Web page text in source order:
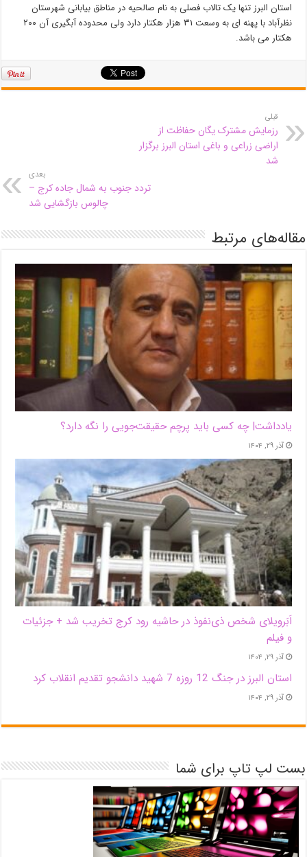
استان البرز تنها یک تالاب فصلی به نام صالحیه در مناطق بیابانی شهرستان
نظرآباد با پهنه ای به وسعت ۳۱ هزار هکتار دارد ولی محدوده آبگیری آن ۲۰۰
هکتار می باشد.
قبلی
رزمایش مشترک یگان حفاظت از
اراضی زراعی و باغی استان البرز برگزار
شد
بعدی
تردد جنوب به شمال جاده کرج –
چالوس بازگشایی شد
مقاله‌های مرتبط
یادداشت| ‌چه کسی باید پرچم حقیقت‌جویی را نگه دارد؟
آذر ۲۹, ۱۴۰۴
اَبَر‌ویلای شخص ذی‌نفوذ در حاشیه‌ رود کرج تخریب شد + جزئیات
و فیلم
آذر ۲۹, ۱۴۰۴
استان البرز در جنگ 12 روزه 7 شهید دانشجو تقدیم انقلاب کرد
آذر ۲۹, ۱۴۰۴
بست لپ تاپ برای شما